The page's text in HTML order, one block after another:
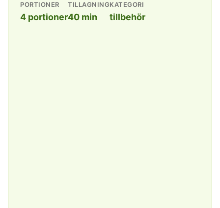
PORTIONER
4 portioner
TILLAGNING
40 min
KATEGORI
tillbehör